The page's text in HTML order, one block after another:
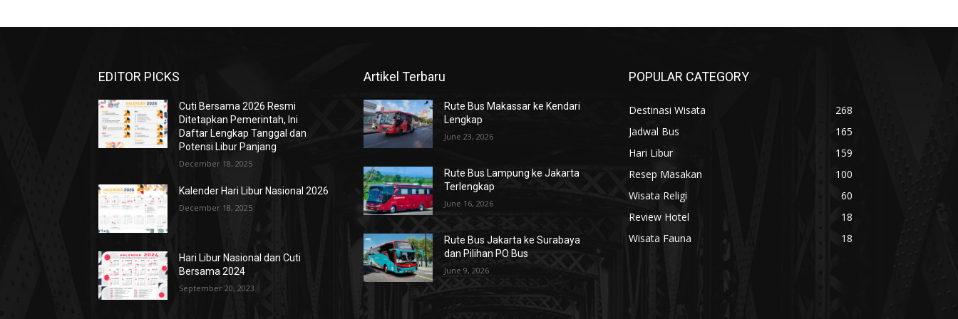
EDITOR PICKS
Cuti Bersama 2026 Resmi
Ditetapkan Pemerintah, Ini
Daftar Lengkap Tanggal dan
Potensi Libur Panjang
December 18, 2025
Kalender Hari Libur Nasional 2026
December 18, 2025
Hari Libur Nasional dan Cuti
Bersama 2024
September 20, 2023
Artikel Terbaru
Rute Bus Makassar ke Kendari
Lengkap
June 23, 2026
Rute Bus Lampung ke Jakarta
Terlengkap
June 16, 2026
Rute Bus Jakarta ke Surabaya
dan Pilihan PO Bus
June 9, 2026
POPULAR CATEGORY
Destinasi Wisata
268
Jadwal Bus
165
Hari Libur
159
Resep Masakan
100
Wisata Religi
60
Review Hotel
18
Wisata Fauna
18